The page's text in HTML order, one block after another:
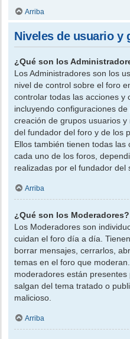
Arriba
Niveles de usuario y
¿Qué son los
Los Administradores son los
nivel de control sobre el foro
controlar todas las acciones y
incluyendo configuraciones
creación de grupos usuarios
del fundador del foro y de los
Ellos también tienen todas
cada uno de los foros,
realizadas por el fundador del
Arriba
¿Qué son los Moderadores?
Los Moderadores son
cuidan el foro día a día.
borrar mensajes, cerrarlos,
temas en el foro que
moderadores están
salgan del tema tratado o
malicioso.
Arriba